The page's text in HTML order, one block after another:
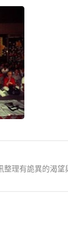
整理有詭異的渴望